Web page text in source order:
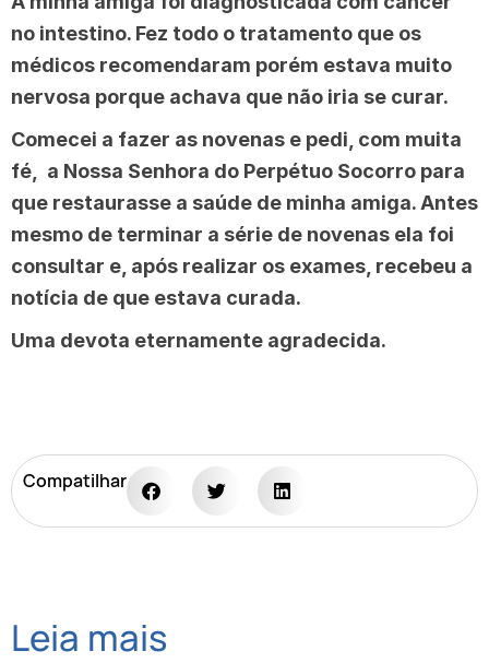
no intestino. Fez todo o tratamento que os
médicos recomendaram porém estava muito
nervosa porque achava que não iria se curar.
Comecei a fazer as novenas e pedi, com muita
fé, a Nossa Senhora do Perpétuo Socorro para
que restaurasse a saúde de minha amiga. Antes
mesmo de terminar a série de novenas ela foi
consultar e, após realizar os exames, recebeu a
notícia de que estava curada.
Uma devota eternamente agradecida.
Compatilhar
Leia mais